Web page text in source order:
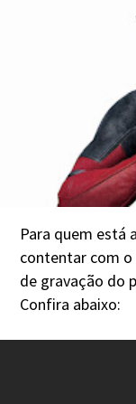
Para quem está
contentar com
de gravação do
Confira abaixo: